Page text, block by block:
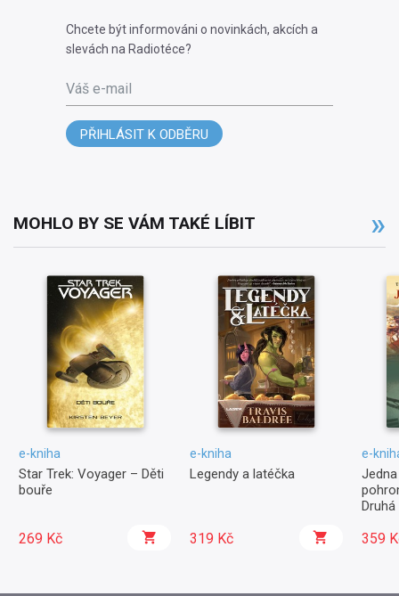
Chcete být informováni o novinkách, akcích a
slevách na Radiotéce?
Váš e-mail
PŘIHLÁSIT K ODBĚRU
MOHLO BY SE VÁM TAKÉ LÍBIT
e-kniha
Star Trek: Voyager – Děti
bouře
269 Kč
e-kniha
Legendy a latéčka
319 Kč
e-
359